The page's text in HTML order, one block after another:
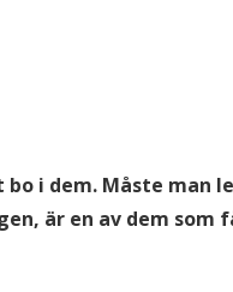
i dem. Måste man
är en av dem